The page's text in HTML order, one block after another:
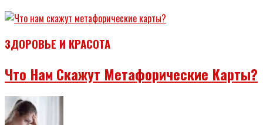
ЗДОРОВЬЕ И КРАСОТА
Что Нам Скажут Метафорические Карты?